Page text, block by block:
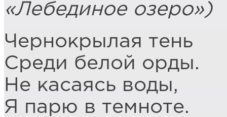
«Лебединое озеро»)
Чернокрылая тень
Среди белой орды.
Не касаясь воды,
Я парю в темноте.